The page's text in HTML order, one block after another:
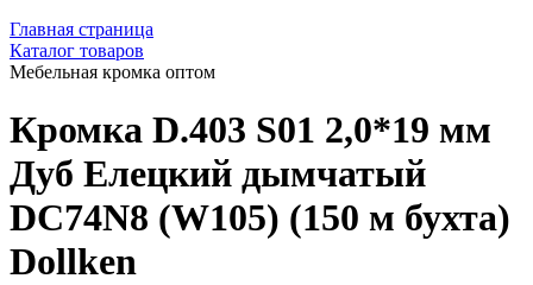
Главная страница
Каталог товаров
Мебельная кромка оптом
Кромка D.403 S01 2,0*19 мм
Дуб Елецкий дымчатый
DC74N8 (W105) (150 м бухта)
Dollken